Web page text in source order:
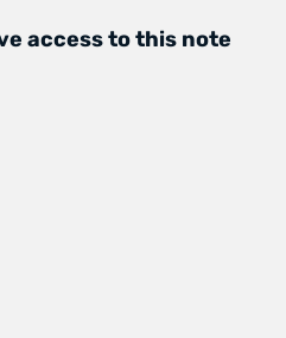
access to this note.